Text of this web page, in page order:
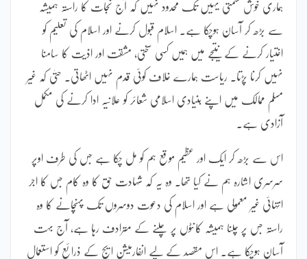
ہماری خوش قسمتی یہیں تک محدود نہیں کہ آج نجات کا راستہ ہمیشہ
سے بڑھ کر آسان ہوچکا ہے۔ اسلام قبول کرنے اور اسلام کی تعلیم کو
اختیار کرنے کے نتیجے میں ہمیں کسی سختی، مشقت اور اذیت کا سامنا
نہیں کرنا پڑتا۔ ریاست ہمارے خلاف کوئی قدم نہیں اٹھاتی۔ حتیٰ کہ غیر
مسلم ممالک میں اپنے بنیادی اسلامی شعائر کو علانیہ ادا کرنے کی مکمل
آزادی ہے۔
اس سے بڑھ کر ایک اور عظیم موقع ہم کو مل چکا ہے جس کی طرف اوپر
سرسری اشارہ ہم نے کیا تھا۔ وہ یہ کہ شہادت حق کا وہ کام جس کا اجر
انتہائی غیر معمولی ہے اور اسلام کی دعوت دوسروں تک پہنچانے کا وہ
راستہ جس پر چلنا ہمیشہ کانٹوں پر چلنے کے مترادف رہا ہے، آج بہت
آسان ہوچکا ہے۔ اس مقصد کے لیے انفارمیشن ایج کے ذرائع کو استعمال